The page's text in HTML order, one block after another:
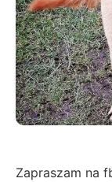
Zapraszam na